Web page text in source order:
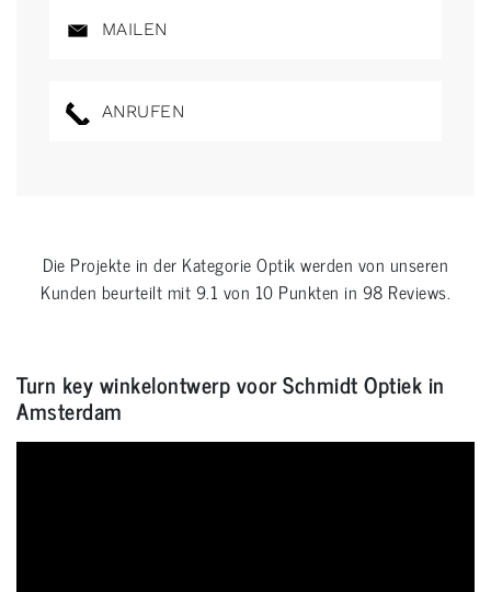
MAILEN
ANRUFEN
Die Projekte in der KategorieOptikwerden von unseren
Kunden beurteilt mit9.1 von 10 Punkten in 98 Reviews.
Turn key winkelontwerp voor Schmidt Optiek in
Amsterdam